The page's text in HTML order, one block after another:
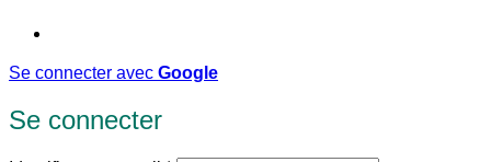
Se connecter avec Google
Se connecter